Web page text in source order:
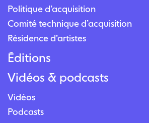
Politique d’acquisition
Comité technique d’acquisition
Résidence d’artistes
Éditions
Vidéos & podcasts
Vidéos
Podcasts